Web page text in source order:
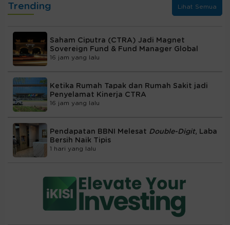
Trending Lihat Semua
Saham Ciputra (CTRA) Jadi Magnet
Sovereign Fund & Fund Manager Global
16 jam yang lalu
Ketika Rumah Tapak dan Rumah Sakit jadi
Penyelamat Kinerja CTRA
16 jam yang lalu
Pendapatan BBNI Melesat Double-Digit, Laba
Bersih Naik Tipis
1 hari yang lalu